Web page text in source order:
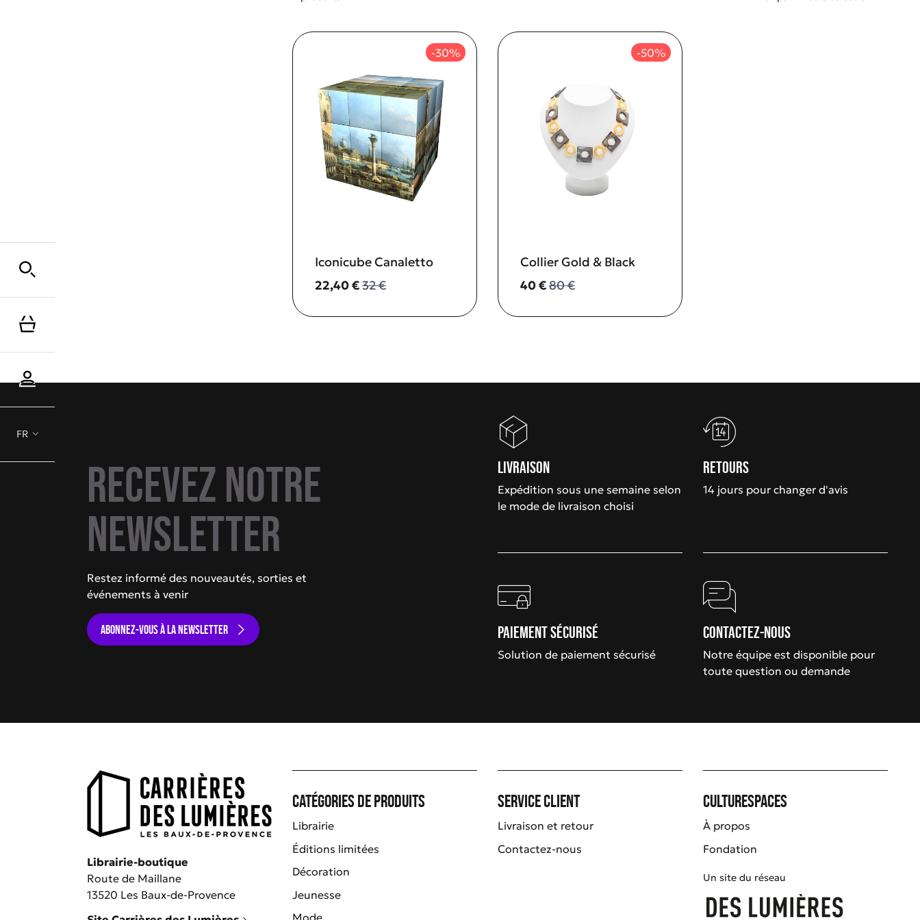
FR
Iconicube Canaletto
-30%
Prix ​​actuel
22,40 €Ancien prix
32 €
Collier Gold & Black
-50%
Prix ​​actuel
40 €Ancien prix
80 €
Recevez notre
newsletter
Restez informé des nouveautés, sorties et
événements à venir
ABONNEZ-VOUS À LA NEWSLETTER
Livraison
Expédition sous une semaine selon
le mode de livraison choisi
Retours
14 jours pour changer d'avis
Paiement sécurisé
Solution de paiement sécurisé
Contactez-nous
Notre équipe est disponible pour
toute question ou demande
Librairie-boutique
Route de Maillane
13520 Les Baux-de-Provence
Catégories de produits
Librairie
Éditions limitées
Décoration
Jeunesse
Service client
Livraison et retour
Contactez-nous
Culturespaces
À propos
Fondation
Un site du réseau